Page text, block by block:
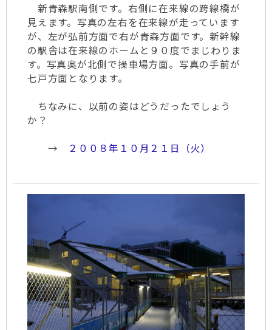
新青森駅南側です。右側に在来線の跨線橋が
見えます。写真の左右を在来線が走っています
が、左が弘前方面で右が青森方面です。新幹線
の駅舎は在来線のホームと９０度でまじわりま
す。写真奥が北側で操車場方面。写真の手前が
七戸方面となります。
ちなみに、以前の姿はどうだったでしょう
か？
→
２００８年１０月２１日（火）